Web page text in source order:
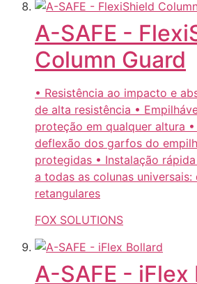
A-SAFE -
Column Guard
• Resistência ao impacto e
de alta resistência •
proteção em qualquer altura
deflexão dos garfos do
protegidas • Instalação
a todas as colunas universais:
retangulares
FOX SOLUTIONS
A-SAFE - iFlex